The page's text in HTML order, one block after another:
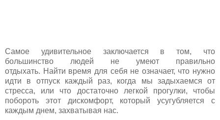
Самое удивительное заключается в том, что
большинство людей не умеют правильно
отдыхать. Найти время для себя не означает, что нужно
идти в отпуск каждый раз, когда мы задыхаемся от
стресса, или что достаточно легкой прогулки, чтобы
побороть этот дискомфорт, который усугубляется с
каждым днем, захватывая нас.